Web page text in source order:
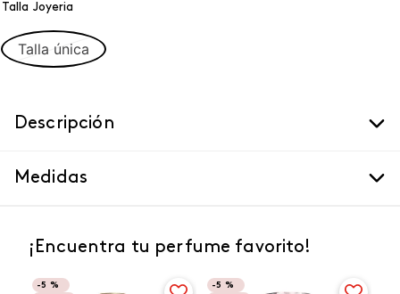
Talla Joyeria
Talla única
Descripción
Medidas
¡Encuentra tu perfume favorito!
-5 %
-5 %